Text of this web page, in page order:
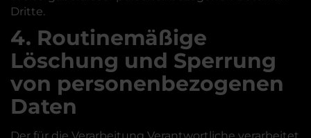
Dritte.
4. Routinemäßige
Löschung und Sperrung
von personenbezogenen
Daten